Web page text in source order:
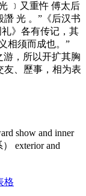
﹞又重忤 傅太后
光 。”《后汉书
》各有传记，其
相须而成也。”
游，所以开扩其胸
友、歷事，相为表
show and inner
exterior and
格